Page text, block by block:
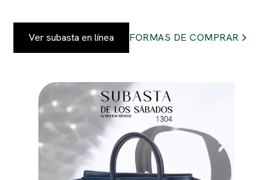
Ver subasta en línea FORMAS DE COMPRAR